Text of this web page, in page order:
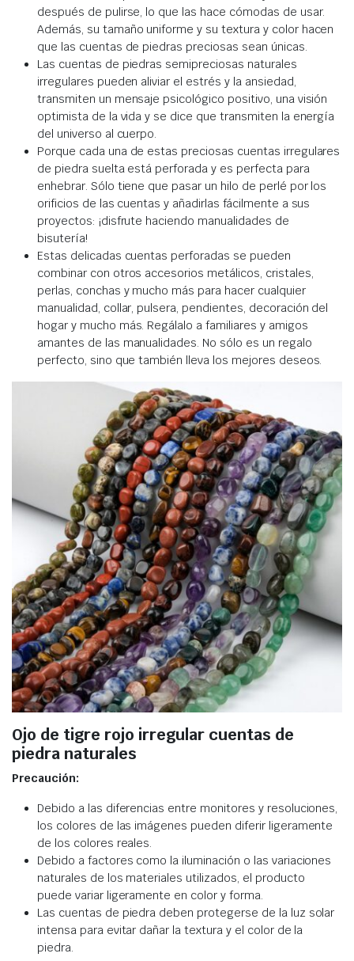
después de pulirse, lo que las hace cómodas de usar.
Además, su tamaño uniforme y su textura y color hacen
que las cuentas de piedras preciosas sean únicas.
Las cuentas de piedras semipreciosas naturales
irregulares pueden aliviar el estrés y la ansiedad,
transmiten un mensaje psicológico positivo, una visión
optimista de la vida y se dice que transmiten la energía
del universo al cuerpo.
Porque cada una de estas preciosas cuentas irregulares
de piedra suelta está perforada y es perfecta para
enhebrar. Sólo tiene que pasar un hilo de perlé por los
orificios de las cuentas y añadirlas fácilmente a sus
proyectos: ¡disfrute haciendo manualidades de
bisutería!
Estas delicadas cuentas perforadas se pueden
combinar con otros accesorios metálicos, cristales,
perlas, conchas y mucho más para hacer cualquier
manualidad, collar, pulsera, pendientes, decoración del
hogar y mucho más. Regálalo a familiares y amigos
amantes de las manualidades. No sólo es un regalo
perfecto, sino que también lleva los mejores deseos.
Ojo de tigre rojo irregular cuentas de
piedra naturales
Precaución:
Debido a las diferencias entre monitores y resoluciones,
los colores de las imágenes pueden diferir ligeramente
de los colores reales.
Debido a factores como la iluminación o las variaciones
naturales de los materiales utilizados, el producto
puede variar ligeramente en color y forma.
Las cuentas de piedra deben protegerse de la luz solar
intensa para evitar dañar la textura y el color de la
piedra.